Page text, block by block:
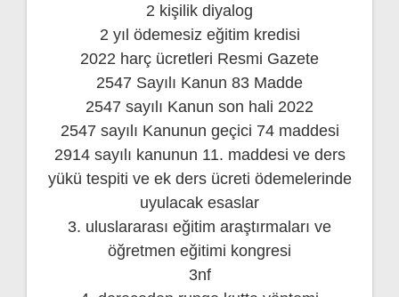
2 kişilik diyalog
2 yıl ödemesiz eğitim kredisi
2022 harç ücretleri Resmi Gazete
2547 Sayılı Kanun 83 Madde
2547 sayılı Kanun son hali 2022
2547 sayılı Kanunun geçici 74 maddesi
2914 sayılı kanunun 11. maddesi ve ders
yükü tespiti ve ek ders ücreti ödemelerinde
uyulacak esaslar
3. uluslararası eğitim araştırmaları ve
öğretmen eğitimi kongresi
3nf